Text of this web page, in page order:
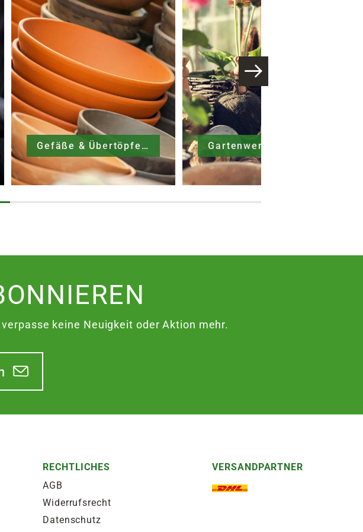
Gefäße & Übertöpfe
keine Neuigkeit oder Aktion mehr.
RECHTLICHES
AGB
Widerrufsrecht
Datenschutz
VERSANDPARTNER